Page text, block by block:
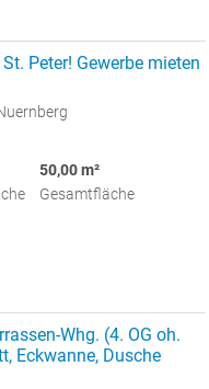
Peter! Gewerbe mieten
50,00 m²
Gesamtfläche
Whg. (4. OG oh.
Eckwanne, Dusche